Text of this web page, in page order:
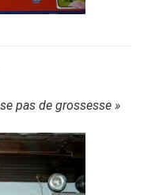
pas de grossesse »